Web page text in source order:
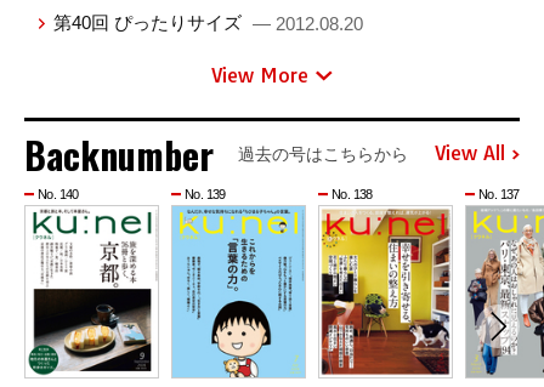
第40回 ぴったりサイズ — 2012.08.20
View More
Backnumber 過去の号はこちらから View All
No. 140 No. 139 No. 138 No. 137